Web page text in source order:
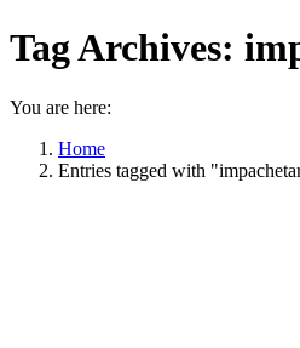
Tag Archives:
You are here:
Home
Entries tagged with